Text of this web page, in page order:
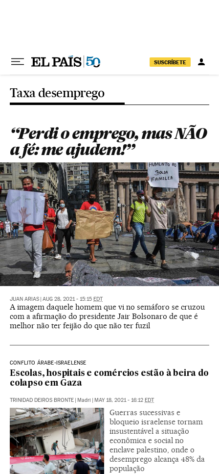
SUSCRÍBETE
Taxa desemprego
“Perdi o emprego, mas NÃO
a fé: me ajudem!”
JUAN ARIAS AUG 28, 2021 - 15:15 EDT
A imagem daquele homem que vi no semáforo se cruzou
com a afirmação do presidente Jair Bolsonaro de que é
melhor não ter feijão do que não ter fuzil
CONFLITO ÁRABE-ISRAELENSE
Escolas, hospitais e comércios estão à beira do
colapso em Gaza
TRINIDAD DEIROS BRONTE Madri MAY 18, 2021 - 16:12 EDT
Guerras sucessivas e
bloqueio israelense tornam
insustentável a situação
econômica e social no
enclave palestino, onde o
desemprego alcança 48% da
população